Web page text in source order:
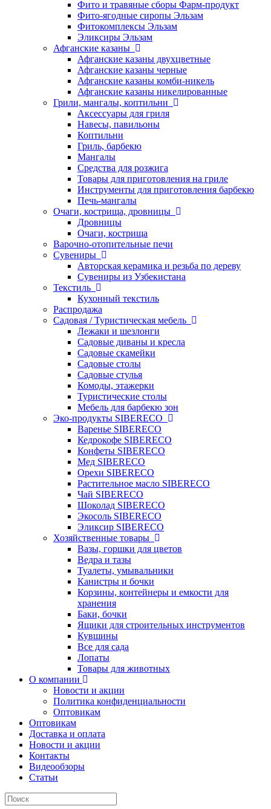
Фито и травяные сборы Фарм-продукт
Фито-ягодные сиропы Эльзам
Фитокомплексы Эльзам
Эликсиры Эльзам
Афганские казаны
Афганские казаны двухцветные
Афганские казаны черные
Афганские казаны комби-никель
Афганские казаны никелированные
Грили, мангалы, коптильни
Аксессуары для гриля
Навесы, павильоны
Коптильни
Гриль, барбекю
Мангалы
Средства для розжига
Товары для приготовления на гриле
Инструменты для приготовления барбекю
Печь-мангалы
Очаги, кострища, дровницы
Дровницы
Очаги, кострища
Варочно-отопительные печи
Сувениры
Авторская керамика и резьба по дереву
Сувениры из Узбекистана
Текстиль
Кухонный текстиль
Распродажа
Садовая / Туристическая мебель
Лежаки и шезлонги
Садовые диваны и кресла
Садовые скамейки
Садовые столы
Садовые стулья
Комоды, этажерки
Туристические столы
Мебель для барбекю зон
Эко-продукты SIBERECO
Варенье SIBERECO
Кедрокофе SIBERECO
Конфеты SIBERECO
Мед SIBERECO
Орехи SIBERECO
Растительное масло SIBERECO
Чай SIBERECO
Шоколад SIBERECO
Экосоль SIBERECO
Эликсир SIBERECO
Хозяйственные товары
Вазы, горшки для цветов
Ведра и тазы
Туалеты, умывальники
Канистры и бочки
Корзины, контейнеры и емкости для
хранения
Баки, бочки
Ящики для строительных инструментов
Кувшины
Все для сада
Лопаты
Товары для животных
О компании
Новости и акции
Политика конфиденциальности
Оптовикам
Оптовикам
Доставка и оплата
Новости и акции
Контакты
Видеообзоры
Статьи